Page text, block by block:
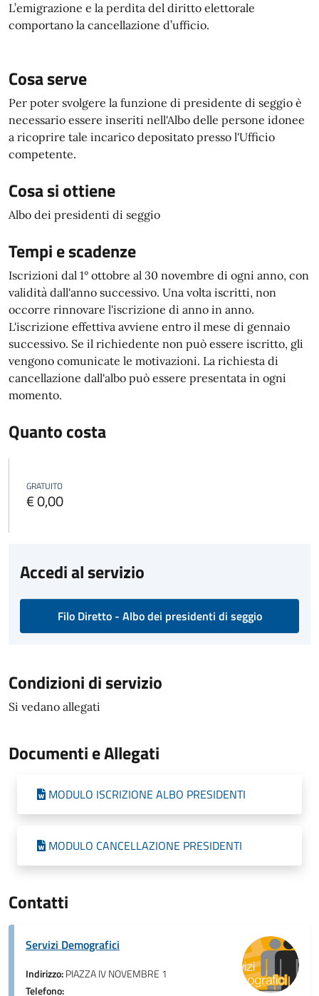
L’emigrazione e la perdita del diritto elettorale
comportano la cancellazione d’ufficio.
Cosa serve
Per poter svolgere la funzione di presidente di seggio è
necessario essere inseriti nell'Albo delle persone idonee
a ricoprire tale incarico depositato presso l'Ufficio
competente.
Cosa si ottiene
Albo dei presidenti di seggio
Tempi e scadenze
Iscrizioni dal 1° ottobre al 30 novembre di ogni anno, con
validità dall'anno successivo. Una volta iscritti, non
occorre rinnovare l'iscrizione di anno in anno.
L'iscrizione effettiva avviene entro il mese di gennaio
successivo. Se il richiedente non può essere iscritto, gli
vengono comunicate le motivazioni. La richiesta di
cancellazione dall'albo può essere presentata in ogni
momento.
Quanto costa
GRATUITO
€ 0,00
Accedi al servizio
Filo Diretto - Albo dei presidenti di seggio
Condizioni di servizio
Si vedano allegati
Documenti e Allegati
MODULO ISCRIZIONE ALBO PRESIDENTI
MODULO CANCELLAZIONE PRESIDENTI
Contatti
Servizi Demografici
Indirizzo:PIAZZA IV NOVEMBRE 1
Telefono: